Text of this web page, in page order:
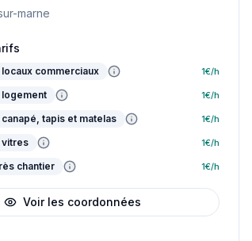
marne
commerciaux 1€/h
1€/h
tapis et matelas 1€/h
vitres 1€/h
chantier 1€/h
Voir les coordonnées